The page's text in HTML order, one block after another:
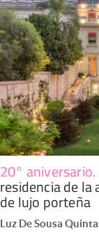
20° aniversario.
residencia de
de lujo porteña
Luz De Sousa